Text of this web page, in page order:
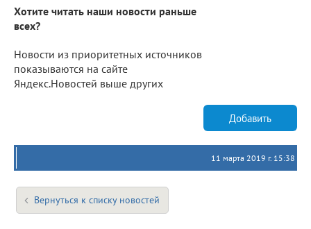
Хотите читать наши новости раньше
всех?
Новости из приоритетных источников
показываются на сайте
Яндекс.Новостей выше других
Добавить
11 марта 2019 г. 15:38
Вернуться к списку новостей